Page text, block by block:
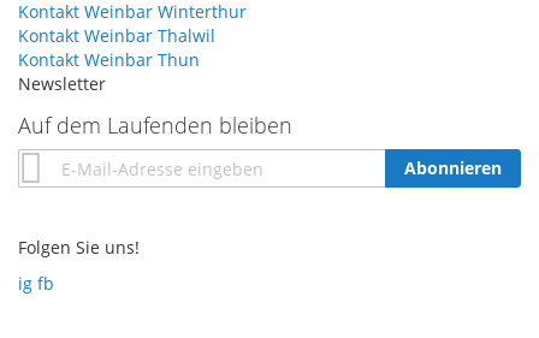
Kontakt Weinbar Winterthur
Kontakt Weinbar Thalwil
Kontakt Weinbar Thun
Newsletter
Auf dem Laufenden bleiben
Annmeldung
zum
Abonnieren
Folgen Sie uns!
ig fb